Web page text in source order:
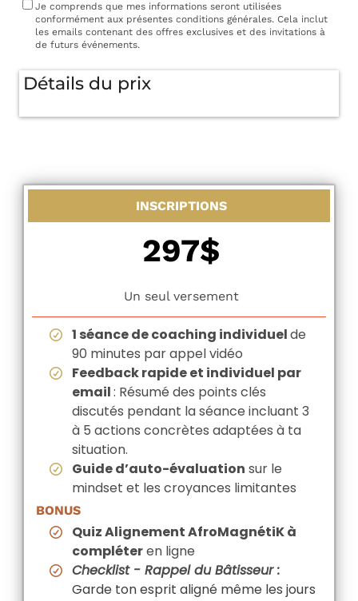
Je comprends que mes informations seront utilisées
conformément aux présentes conditions générales. Cela inclut
les emails contenant des offres exclusives et des invitations à
de futurs événements.
Détails du prix
INSCRIPTIONS
297$
Un seul versement
1 séance de coaching individuelde
90 minutes par appel vidéo
Feedback rapide et individuel par
email: Résumé des points clés
discutés pendant la séance incluant 3
à 5 actions concrètes adaptées à ta
situation.
Guide d’auto-évaluation sur le
mindset et les croyances limitantes
BONUS
Quiz Alignement AfroMagnétiK à
compléteren ligne
Checklist - Rappel du Bâtisseur :
Garde ton esprit aligné même les jours